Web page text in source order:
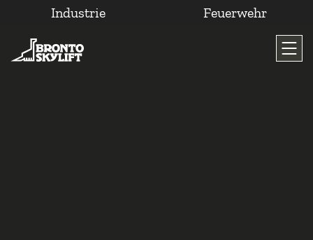
Inhalt
wechseln
Industrie Feuerwehr